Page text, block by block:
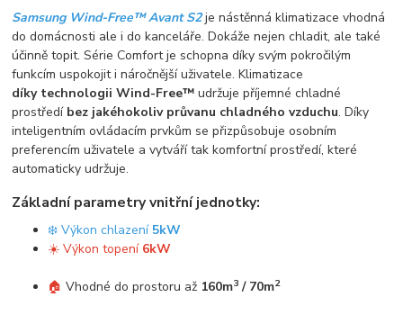
Samsung Wind-Free™ Avant S2je nástěnná klimatizace vhodná
do domácnosti ale i do kanceláře. Dokáže nejen chladit, ale také
účinně topit. Série Comfort je schopna díky svým pokročilým
funkcím uspokojit i náročnější uživatele. Klimatizace
díky technologii Wind-Free™udržuje příjemné chladné
prostředí bez jakéhokoliv průvanu chladného vzduchu. Díky
inteligentním ovládacím prvkům se přizpůsobuje osobním
preferencím uživatele a vytváří tak komfortní prostředí, které
automaticky udržuje.
Základní parametry vnitřní jednotky:
❄️ Výkon chlazení 5kW
☀️ Výkon topení 6kW
🏠Vhodné do prostoru až 160m3 / 70m2